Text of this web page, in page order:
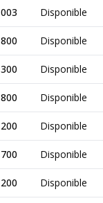
Disponible
Disponible
Disponible
Disponible
Disponible
Disponible
Disponible